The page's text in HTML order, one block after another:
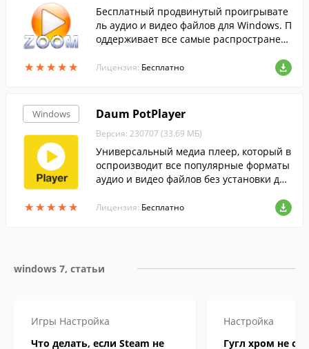
★★★★★
★★★★★
Бесплатный продвинутый проигрывате
ль аудио и видео файлов для Windows. П
оддерживает все самые распространен
Лицензия: Бесплатно
Windows
★★★★★
★★★★★
Daum PotPlayer
Версия: 230707 (33.69 МБ)
Универсальный медиа плеер, который в
оспроизводит все популярные форматы
аудио и видео файлов без установки доп
Лицензия: Бесплатно
windows 7, статьи
Игры Настройка
Что делать, если Steam не
Настройка
Гугл хром не